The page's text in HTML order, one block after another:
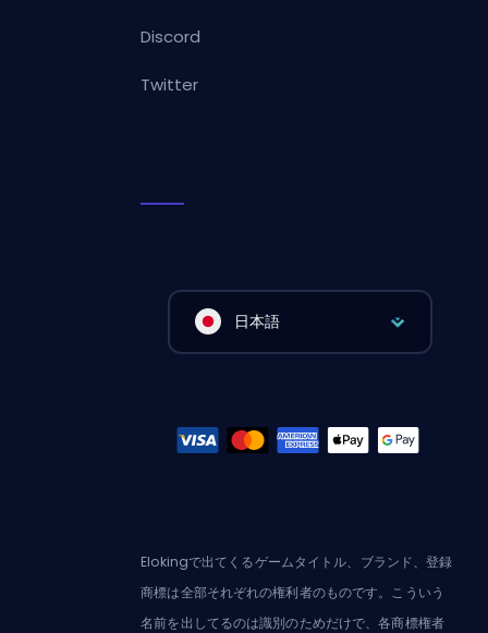
Discord
Twitter
日本語
Elokingで出てくるゲームタイトル、ブランド、登録
商標は全部それぞれの権利者のものです。こういう
名前を出してるのは識別のためだけで、各商標権者